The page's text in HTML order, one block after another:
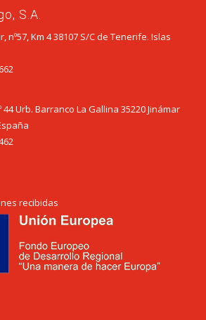
S.A.
nº57, Km 4 38107 S/C de Tenerife. Islas
Urb. Barranco La Gallina 35220 Jinámar
recibidas